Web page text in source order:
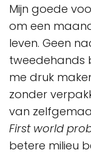
Mijn goede
om een
leven. Geen
tweedehands
me druk
zonder
van
First world
betere milieu